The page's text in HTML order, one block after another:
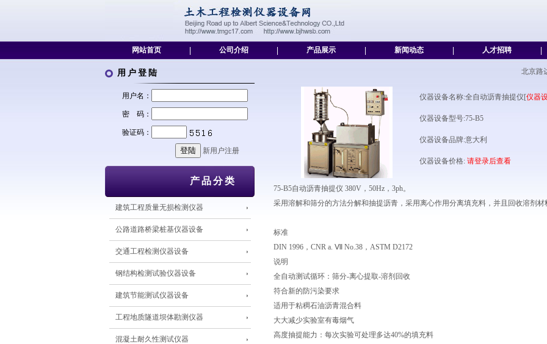
网站首页
公司介绍 产品展示 新闻动态 人才招聘
用户登陆
用户名：
密 码：
验证码：
新用户注册
产品分类
建筑工程质量无损检测仪器
公路道路桥梁桩基仪器设备
交通工程检测仪器设备
钢结构检测试验仪器设备
建筑节能测试仪器设备
工程地质隧道坝体勘测仪器
混凝土耐久性测试仪器
北京路
仪器设备名称:全自动沥青抽提仪[仪器
仪器设备型号:75-B5
仪器设备品牌:意大利
仪器设备价格: 请登录后查看
75-B5自动沥青抽提仪 380V，50Hz，3ph。
采用溶解和筛分的方法分解和抽提沥青，采用离心作用分离填充料，并且回收溶剂材
标准
DIN 1996，CNR a. Ⅶ No.38，ASTM D2172
说明
全自动测试循环：筛分-离心提取-溶剂回收
符合新的防污染要求
适用于粘稠石油沥青混合料
大大减少实验室有毒烟气
高度抽提能力：每次实验可处理多达40%的填充料